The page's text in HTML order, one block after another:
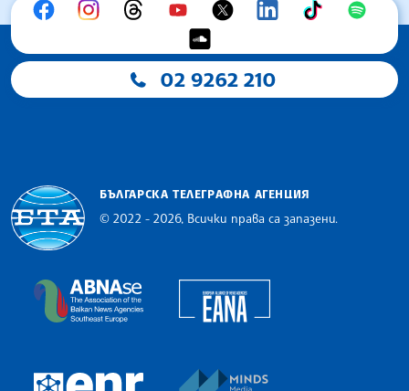
02 9262 210
БЪЛГАРСКА ТЕЛЕГРАФНА АГЕНЦИЯ
© 2022 - 2026, Всички права са запазени.
The Assocoation of the Balkan News Agencies
European Newsroom